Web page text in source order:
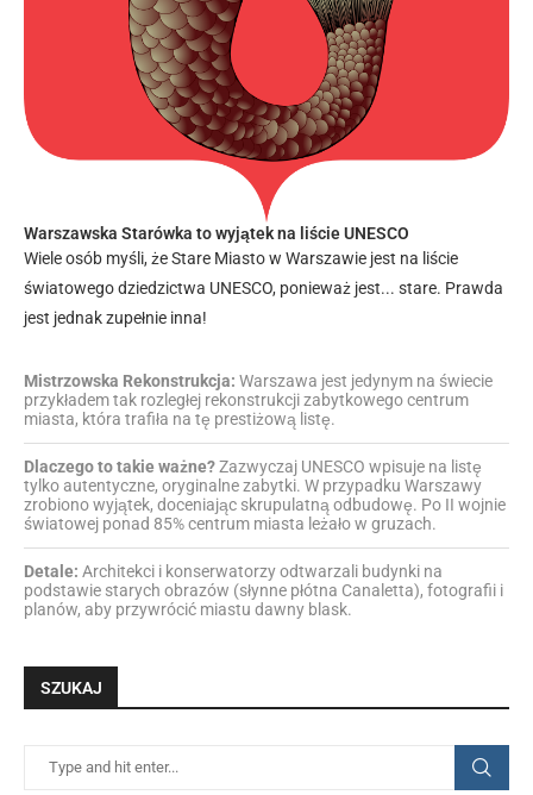
Warszawska Starówka to wyjątek na liście UNESCO
Wiele osób myśli, że Stare Miasto w Warszawie jest na liście
światowego dziedzictwa UNESCO, ponieważ jest... stare. Prawda
jest jednak zupełnie inna!
Mistrzowska Rekonstrukcja: Warszawa jest jedynym na świecie
przykładem tak rozległej rekonstrukcji zabytkowego centrum
miasta, która trafiła na tę prestiżową listę.
Dlaczego to takie ważne?Zazwyczaj UNESCO wpisuje na listę
tylko autentyczne, oryginalne zabytki. W przypadku Warszawy
zrobiono wyjątek, doceniając skrupulatną odbudowę. Po II wojnie
światowej ponad 85% centrum miasta leżało w gruzach.
Detale: Architekci i konserwatorzy odtwarzali budynki na
podstawie starych obrazów (słynne płótna Canaletta), fotografii i
planów, aby przywrócić miastu dawny blask.
SZUKAJ